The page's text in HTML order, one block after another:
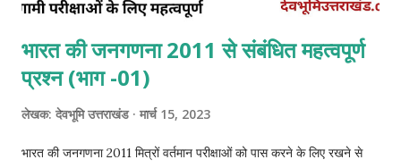
भारत की जनगणना 2011 से संबंधित महत्वपूर्ण
प्रश्न (भाग -01)
लेखक: देवभूमि उत्तराखंड मार्च 15, 2023
भारत की जनगणना 2011 मित्रों वर्तमान परीक्षाओं को पास करने के लिए रखने से